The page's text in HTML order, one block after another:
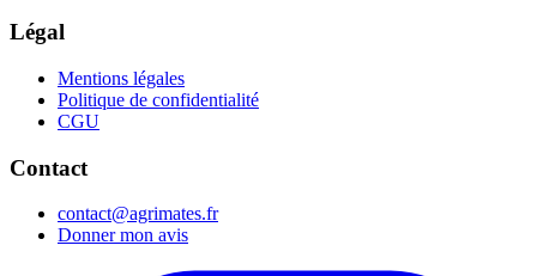
Légal
Mentions légales
Politique de confidentialité
CGU
Contact
contact@agrimates.fr
Donner mon avis